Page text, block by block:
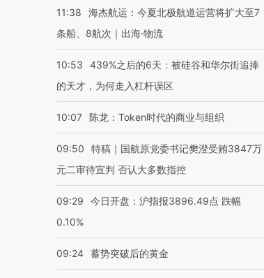
11:38
海杰航运：今夏北极航道运营将扩大至7
条船、8航次｜出海·物流
10:53
439%之后的6天：被硅谷和华尔街追捧
的天才，为何走入杠杆误区
10:07 陈龙：Token时代的商业与组织
09:50
特稿｜国航原党委书记樊澄受贿3847万
元二审待宣判 否认大多数指控
09:29
今日开盘：沪指报3896.49点 跌幅
0.10%
09:24 蓄势突破后的黄金